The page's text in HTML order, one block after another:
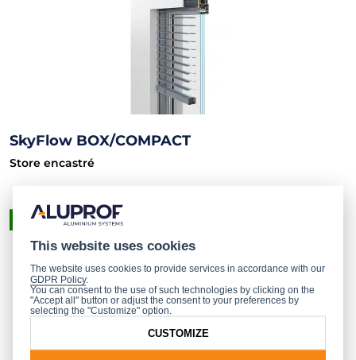
SkyFlow BOX/COMPACT
Store encastré
PRODUIT FINI
This website uses cookies
The website uses cookies to provide services in accordance with our
GDPR Policy.
You can consent to the use of such technologies by clicking on the
"Accept all" button or adjust the consent to your preferences by
selecting the "Customize" option.
CUSTOMIZE